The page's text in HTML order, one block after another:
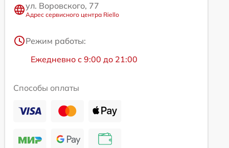
ул. Воровского, 77
Адрес сервисного центра Riello
Режим работы:
Ежедневно с 9:00 до 21:00
Способы оплаты